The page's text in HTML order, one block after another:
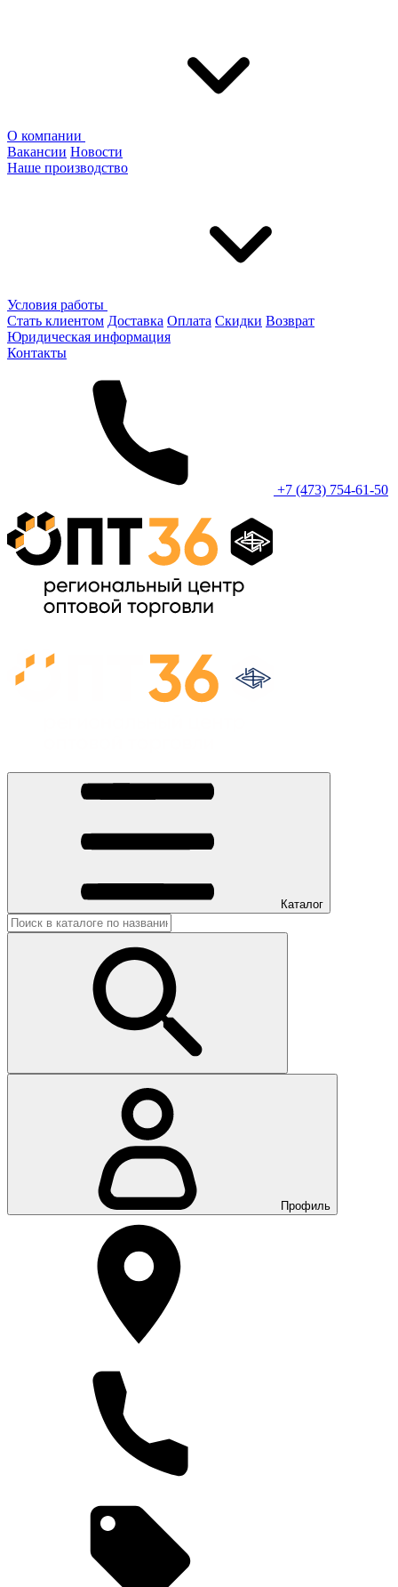
О компании
Вакансии Новости
Наше производство
Условия работы
Стать клиентом Доставка Оплата Скидки Возврат
Юридическая информация
Контакты
+7 (473) 754-61-50
Каталог
Профиль